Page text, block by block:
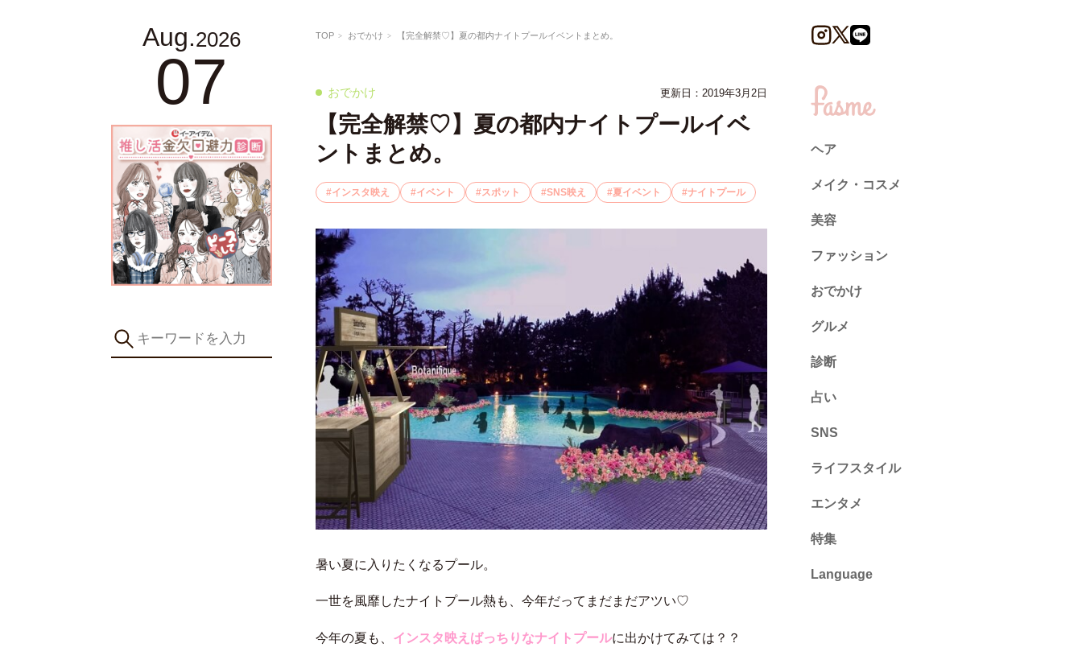
Aug.2026
07
TOP おでかけ 【完全解禁♡】夏の都内ナイトプールイベントまとめ。
おでかけ 更新日：2019年3月2日
【完全解禁♡】夏の都内ナイトプールイベ
ントまとめ。
インスタ映え イベント スポット SNS映え 夏イベント ナイトプール
暑い夏に入りたくなるプール。
一世を風靡したナイトプール熱も、今年だってまだまだアツい♡
今年の夏も、 インスタ映えばっちりなナイトプールに出かけてみては？？
ヘア
メイク・コスメ
美容
ファッション
トレンド
ネイル
おでかけ
グルメ
診断
診断
占い
心理テスト
SNS
ライフスタイル
推し活
カルチャー・暮らし
エンタメ
特集
Language